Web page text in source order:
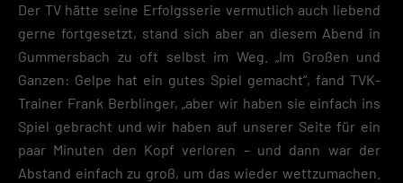
Der TV hätte seine Erfolgsserie vermutlich auch liebend
gerne fortgesetzt, stand sich aber an diesem Abend in
Gummersbach zu oft selbst im Weg. „Im Großen und
Ganzen: Gelpe hat ein gutes Spiel gemacht“, fand TVK-
Trainer Frank Berblinger, „aber wir haben sie einfach ins
Spiel gebracht und wir haben auf unserer Seite für ein
paar Minuten den Kopf verloren – und dann war der
Abstand einfach zu groß, um das wieder wettzumachen.